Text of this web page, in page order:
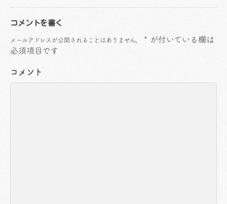
コメントを書く
メールアドレスが公開されることはありません。 * が付いている欄は
必須項目です
コメント